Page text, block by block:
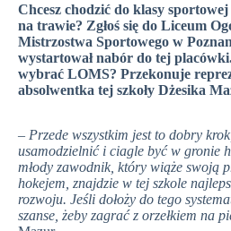
Chcesz chodzić do klasy
na trawie? Zgłoś się do Liceum
Mistrzostwa Sportowego w
wystartował nabór do tej
wybrać LOMS? Przekonuje
absolwentka tej szkoły Dżesika
– Przede wszystkim jest to dobry
usamodzielnić i ciagle być w gronie
młody zawodnik, który wiąże swoją
hokejem, znajdzie w tej szkole
rozwoju. Jeśli dołoży do tego
szanse, żeby zagrać z orzełkiem na